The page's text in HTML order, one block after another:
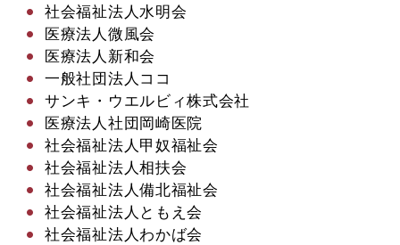
​社会福祉法人水明会
医療法人微風会
医療法人新和会
一般社団法人ココ
サンキ・ウエルビィ株式会社
医療法人社団岡崎医院
社会福祉法人甲奴福祉会
社会福祉法人相扶会
社会福祉法人備北福祉会
社会福祉法人ともえ会
社会福祉法人わかば会